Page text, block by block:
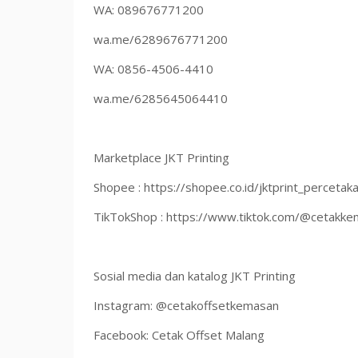
WA: 089676771200
wa.me/6289676771200
WA: 0856-4506-4410
wa.me/6285645064410
Marketplace JKT Printing
Shopee : https://shopee.co.id/
TikTokShop : https://www.tiktok.com/
Sosial media dan katalog JKT Printing
Instagram: @cetakoffsetkemasan
Facebook: Cetak Offset Malang